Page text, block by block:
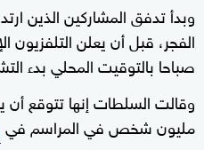
وبدأ تدفق المشاركين الذين
الفجر، قبل أن يعلن التلفزيون
صباحا بالتوقيت المحلي بدء
مليون شخص في المراسم في